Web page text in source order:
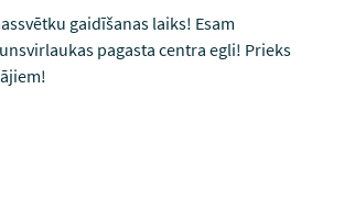
gaidīšanas laiks! Esam
pagasta centra egli! Prieks